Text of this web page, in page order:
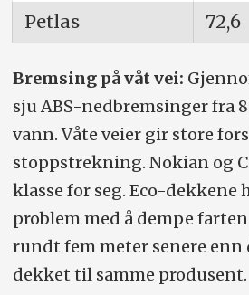
Petlas
72,6
Bremsing på våt vei:
sju ABS-nedbremsinger fra
vann. Våte veier gir store
stoppstrekning. Nokian og
klasse for seg. Eco-dekkene
problem med å dempe
rundt fem meter senere enn
dekket til samme produsent.